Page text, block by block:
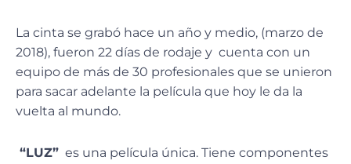
La cinta se grabó hace un año y medio, (marzo de
2018), fueron 22 días de rodaje y cuenta con un
equipo de más de 30 profesionales que se unieron
para sacar adelante la película que hoy le da la
vuelta al mundo.
“LUZ” es una película única. Tiene componentes